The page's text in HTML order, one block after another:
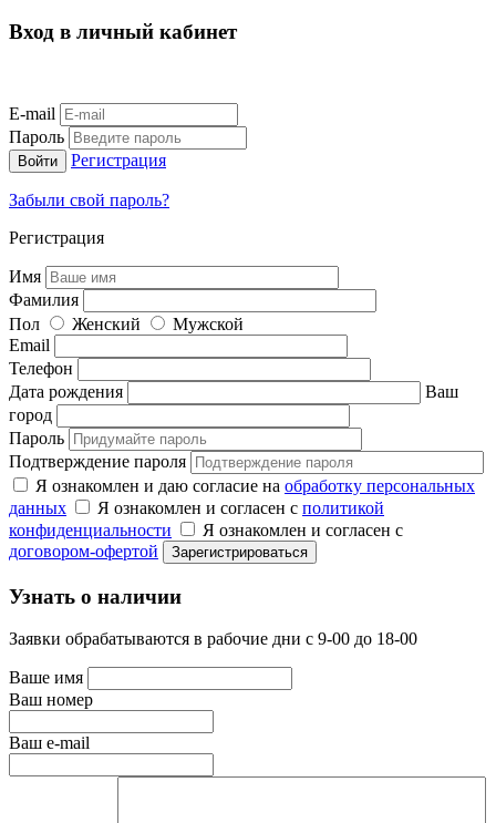
Вход в личный кабинет
E-mail
Пароль
Регистрация
Забыли свой пароль?
Регистрация
Имя
Фамилия
Пол
Женский
Мужской
Email
Телефон
Дата рождения
Ваш
город
Пароль
Подтверждение пароля
Я ознакомлен и даю согласие на обработку персональных
данных
Я ознакомлен и согласен с политикой
конфиденциальности
Я ознакомлен и согласен с
договором-офертой
Узнать о наличии
Заявки обрабатываются в рабочие дни с 9-00 до 18-00
Ваше имя
Ваш номер
Ваш e-mail